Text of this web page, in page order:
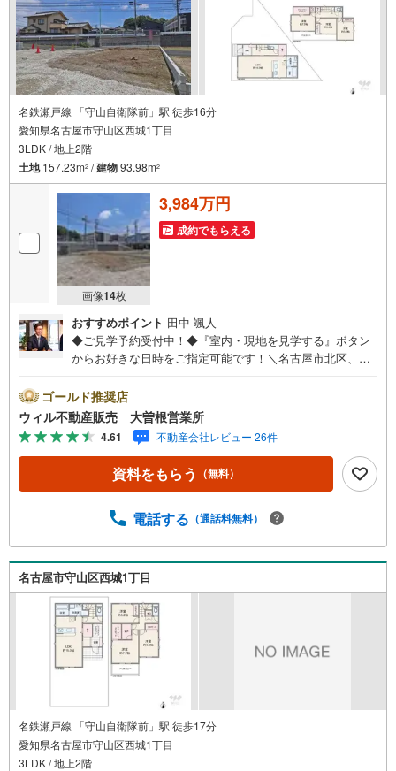
名鉄瀬戸線 「守山自衛隊前」駅 徒歩16分
愛知県名古屋市守山区西城1丁目
3LDK / 地上2階
土地157.23m2 /建物93.98m2
画像14枚
3,984万円
成約でもらえる
おすすめポイント 田中 颯人
◆ご見学予約受付中！◆『室内・現地を見学する』ボタン
からお好きな日時をご指定可能です！＼名古屋市北区、守
区、守山区の直接のご売却依頼を数多くいただいている不
動産仲介会社です。ネット上で分かる立地環境はもちろ
ん、過去にお任せいただいたお客様に現地の生の声をもと
に住戸環境を提案致します。＼平日のお住まい探しの方へ/
弊社では平日にご内覧・契約など平日にお住まい探しをさ
れるお客様にサービスをご用意しています。＼お仕事で忙
事前にご予約頂きましたら営業時間外でのご内覧もご対応
動産業者間で不動産情報が共有されているので、名古屋市
全域や、その他隣接エリアでもご内覧が可能です！ 【大曽
根営業所】○地下鉄名城線、JR中央線「大曽根」駅徒歩1分
○お子様が遊べるキッズスペースあり○定休日ございません
ゴールド推奨店
ウィル不動産販売 大曽根営業所
4.61 不動産会社レビュー 26件
資料をもらう （無料）
電話する （通話料無料）
名古屋市守山区西城1丁目
名鉄瀬戸線 「守山自衛隊前」駅 徒歩17分
愛知県名古屋市守山区西城1丁目
3LDK / 地上2階